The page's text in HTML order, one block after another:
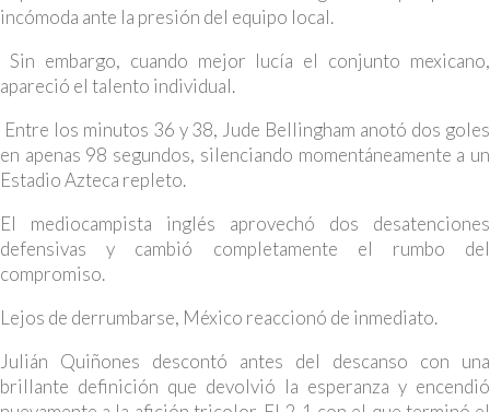
incómoda ante la presión del equipo local.
Sin embargo, cuando mejor lucía el conjunto mexicano,
apareció el talento individual.
Entre los minutos 36 y 38, Jude Bellingham anotó dos goles
en apenas 98 segundos, silenciando momentáneamente a un
Estadio Azteca repleto.
El mediocampista inglés aprovechó dos desatenciones
defensivas y cambió completamente el rumbo del
compromiso.
Lejos de derrumbarse, México reaccionó de inmediato.
Julián Quiñones descontó antes del descanso con una
brillante definición que devolvió la esperanza y encendió